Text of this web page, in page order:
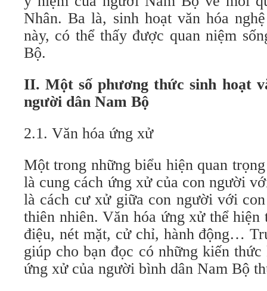
Nhân. Ba là, sinh hoạt văn hóa
này, có thể thấy được quan niệm
Bộ.
II. Một số phương thức sinh hoạt
người dân Nam Bộ
2.1. Văn hóa ứng xử
Một trong những biểu hiện quan
là cung cách ứng xử của con người
là cách cư xử giữa con người với
thiên nhiên. Văn hóa ứng xử thể hiện
điệu, nét mặt, cử chỉ, hành động…
giúp cho bạn đọc có những kiến
ứng xử của người bình dân Nam Bộ